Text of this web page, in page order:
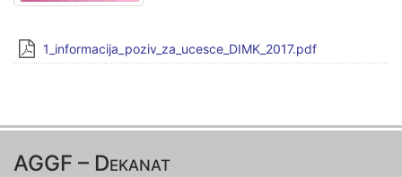
1_informacija_poziv_za_ucesce_DIMK_2017.pdf
AGGF – Dekanat